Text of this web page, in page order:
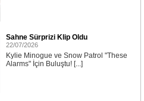
Sahne Sürprizi Klip Oldu
22/07/2026
Kylie Minogue ve Snow Patrol "These
Alarms" İçin Buluştu! [...]